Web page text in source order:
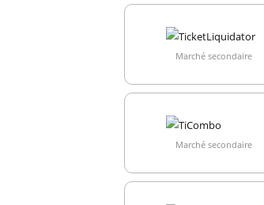
Marché secondaire
Marché secondaire